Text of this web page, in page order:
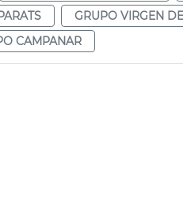
GRUPO VIRGEN
CAMPANAR